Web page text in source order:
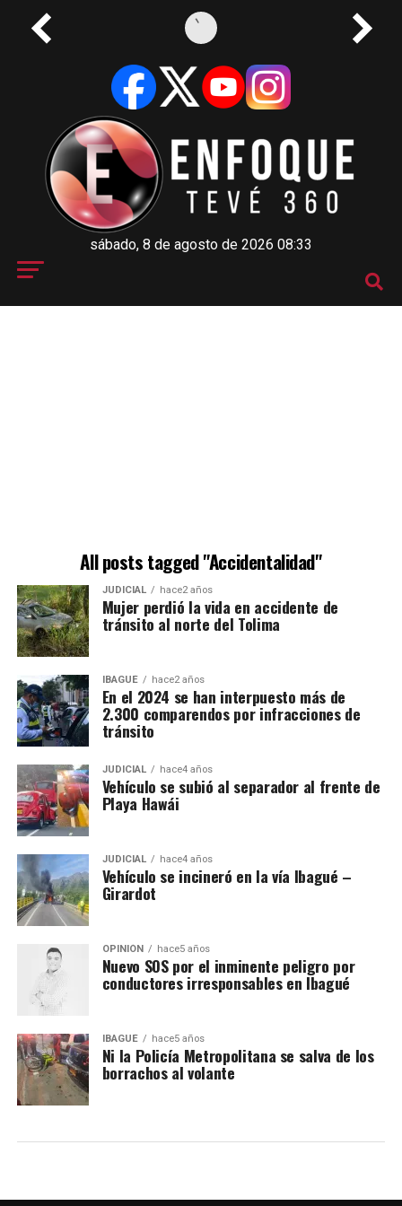
sábado, 8 de agosto de 2026 08:33
All posts tagged "Accidentalidad"
JUDICIAL hace2 años
Mujer perdió la vida en accidente de
tránsito al norte del Tolima
IBAGUÉ hace2 años
En el 2024 se han interpuesto más de
2.300 comparendos por infracciones de
tránsito
JUDICIAL hace4 años
Vehículo se subió al separador al frente de
Playa Hawái
JUDICIAL hace4 años
Vehículo se incineró en la vía Ibagué –
Girardot
OPINIÓN hace5 años
Nuevo SOS por el inminente peligro por
conductores irresponsables en Ibagué
IBAGUÉ hace5 años
Ni la Policía Metropolitana se salva de los
borrachos al volante